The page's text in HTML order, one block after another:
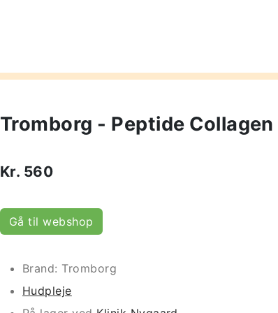
Tromborg - Peptide Collagen
Kr. 560
Gå til webshop
Brand: Tromborg
Hudpleje